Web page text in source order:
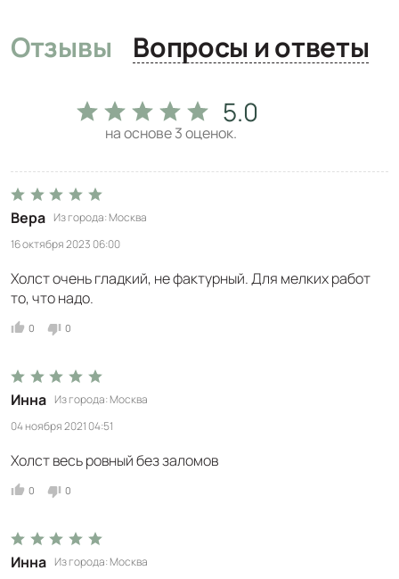
Отзывы Вопросы и ответы
5.0
на основе3оценок.
Вера Из города Москва
16 октября 2023 06:00
Холст очень гладкий, не фактурный. Для мелких работ
то, что надо.
0 0
Инна Из города Москва
04 ноября 2021 04:51
Холст весь ровный без заломов
0 0
Инна Из города Москва